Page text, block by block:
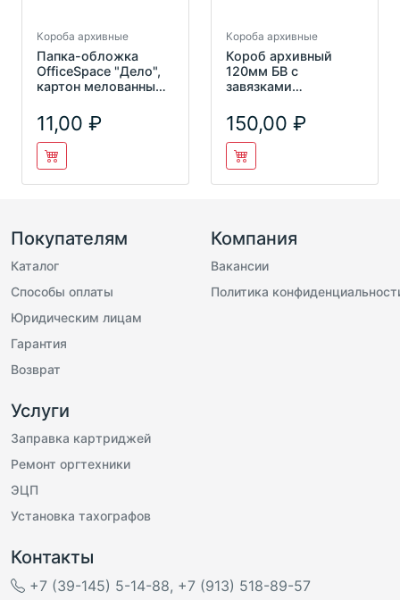
Короба архивные
Папка-обложка
OfficeSpace "Дело",
картон мелованный,
200
11,00
Короба архивные
Короб архивный
120мм БВ с
завязками
150,00
Покупателям
Каталог
Способы оплаты
Юридическим лицам
Гарантия
Возврат
Компания
Вакансии
Политика
Услуги
Заправка картриджей
Ремонт оргтехники
ЭЦП
Установка тахографов
Контакты
+7 (39-145) 5-14-88, +7 (913) 518-89-57